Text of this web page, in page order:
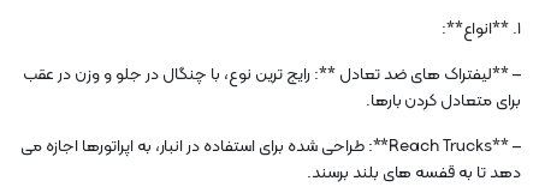
1. **انواع**:
– **لیفتراک های ضد تعادل **: رایج ترین نوع، با چنگال در جلو و وزن در عقب
برای متعادل کردن بارها.
– **Reach Trucks**: طراحی شده برای استفاده در انبار، به اپراتورها اجازه می
دهد تا به قفسه های بلند برسند.